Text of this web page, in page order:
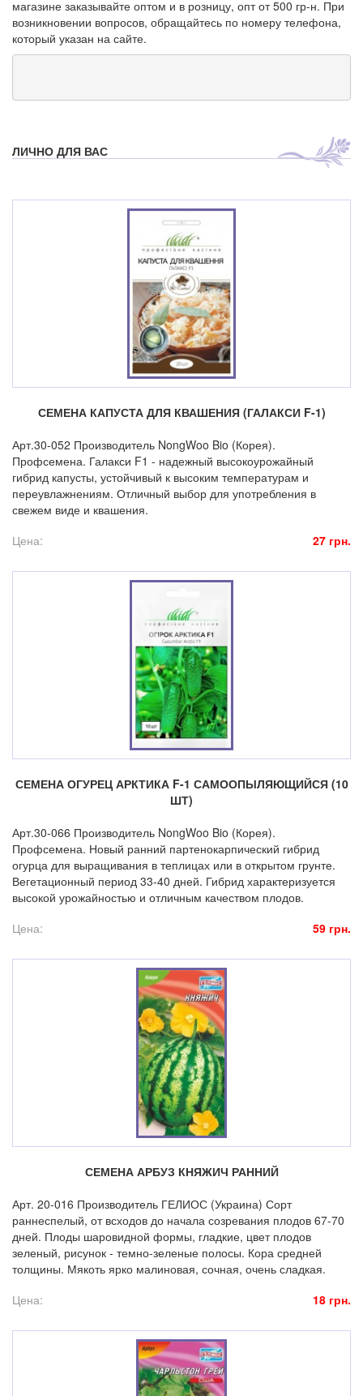
магазине заказывайте оптом и в розницу, опт от 500 гр-н. При
возникновении вопросов, обращайтесь по номеру телефона,
который указан на сайте.
ЛИЧНО ДЛЯ ВАС
СЕМЕНА КАПУСТА ДЛЯ КВАШЕНИЯ (ГАЛАКСИ F-1)
Арт.30-052 Производитель NongWoo Bio (Корея).
Профсемена. Галакси F1 - надежный высокоурожайный
гибрид капусты, устойчивый к высоким температурам и
переувлажнениям. Отличный выбор для употребления в
свежем виде и квашения.
Цена:
27 грн.
СЕМЕНА ОГУРЕЦ АРКТИКА F-1 САМООПЫЛЯЮЩИЙСЯ (10
ШТ)
Арт.30-066 Производитель NongWoo Bio (Корея).
Профсемена. Новый ранний партенокарпический гибрид
огурца для выращивания в теплицах или в открытом грунте.
Вегетационный период 33-40 дней. Гибрид характеризуется
высокой урожайностью и отличным качеством плодов.
Цена:
59 грн.
СЕМЕНА АРБУЗ КНЯЖИЧ РАННИЙ
Арт. 20-016 Производитель ГЕЛИОС (Украина) Сорт
раннеспелый, от всходов до начала созревания плодов 67-70
дней. Плоды шаровидной формы, гладкие, цвет плодов
зеленый, рисунок - темно-зеленые полосы. Кора средней
толщины. Мякоть ярко малиновая, сочная, очень сладкая.
Цена:
18 грн.